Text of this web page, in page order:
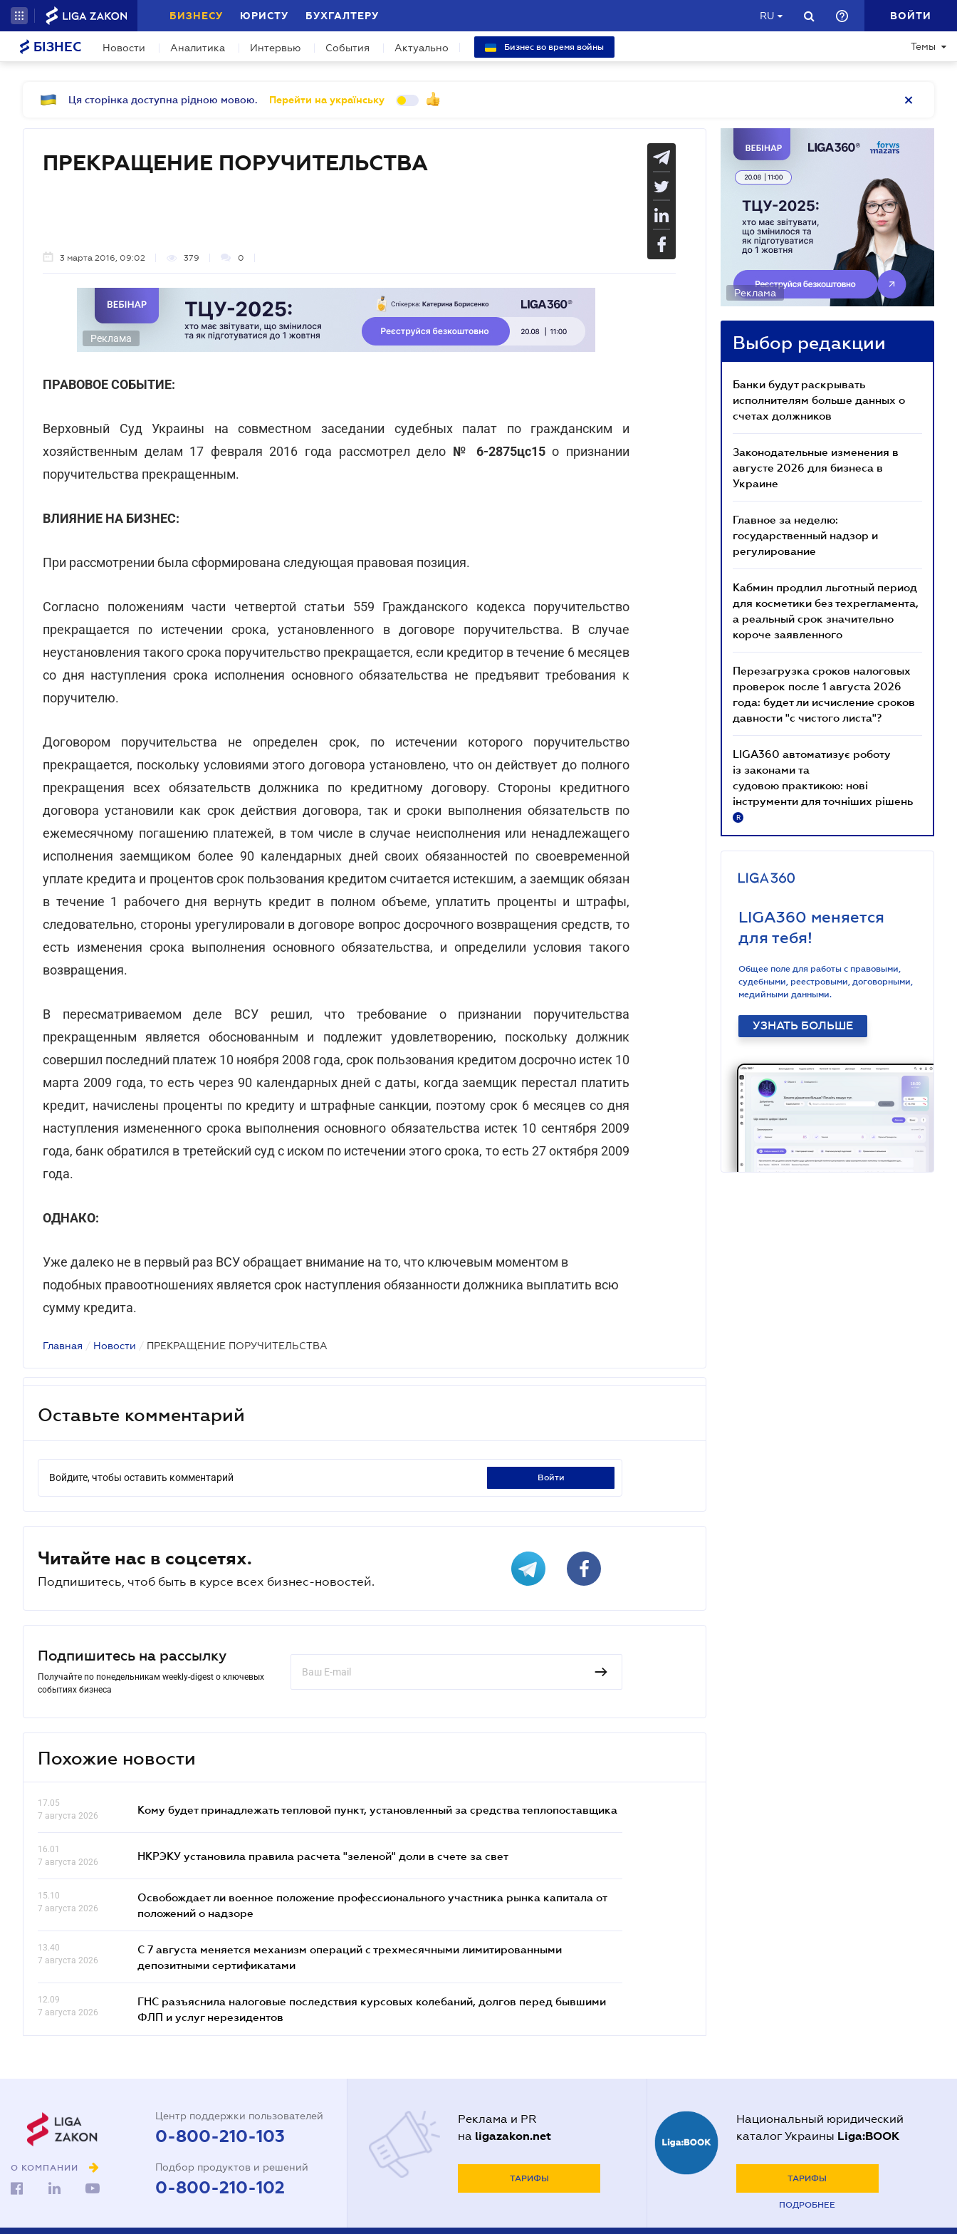
БИЗНЕСУ ЮРИСТУ БУХГАЛТЕРУ RU ВОЙТИ
БІЗНЕС Новости Аналитика Интервью События Актуально Бизнес во время войны Темы
Ця сторінка доступна рідною мовою. Перейти на українську
ПРЕКРАЩЕНИЕ ПОРУЧИТЕЛЬСТВА
3 марта 2016, 09:02 379 0
Реклама
ПРАВОВОЕ СОБЫТИЕ:
Верховный Суд Украины на совместном заседании судебных палат по гражданским и
хозяйственным делам 17 февраля 2016 года рассмотрел дело № 6-2875цс15о признании
поручительства прекращенным.
ВЛИЯНИЕ НА БИЗНЕС:
При рассмотрении была сформирована следующая правовая позиция.
Согласно положениям части четвертой статьи 559 Гражданского кодекса поручительство
прекращается по истечении срока, установленного в договоре поручительства. В случае
неустановления такого срока поручительство прекращается, если кредитор в течение 6 месяцев
со дня наступления срока исполнения основного обязательства не предъявит требования к
поручителю.
Договором поручительства не определен срок, по истечении которого поручительство
прекращается, поскольку условиями этого договора установлено, что он действует до полного
прекращения всех обязательств должника по кредитному договору. Стороны кредитного
договора установили как срок действия договора, так и сроки выполнения обязательств по
ежемесячному погашению платежей, в том числе в случае неисполнения или ненадлежащего
исполнения заемщиком более 90 календарных дней своих обязанностей по своевременной
уплате кредита и процентов срок пользования кредитом считается истекшим, а заемщик обязан
в течение 1 рабочего дня вернуть кредит в полном объеме, уплатить проценты и штрафы,
следовательно, стороны урегулировали в договоре вопрос досрочного возвращения средств, то
есть изменения срока выполнения основного обязательства, и определили условия такого
возвращения.
В пересматриваемом деле ВСУ решил, что требование о признании поручительства
прекращенным является обоснованным и подлежит удовлетворению, поскольку должник
совершил последний платеж 10 ноября 2008 года, срок пользования кредитом досрочно истек 10
марта 2009 года, то есть через 90 календарных дней с даты, когда заемщик перестал платить
кредит, начислены проценты по кредиту и штрафные санкции, поэтому срок 6 месяцев со дня
наступления измененного срока выполнения основного обязательства истек 10 сентября 2009
года, банк обратился в третейский суд с иском по истечении этого срока, то есть 27 октября 2009
года.
ОДНАКО:
Уже далеко не в первый раз ВСУ обращает внимание на то, что ключевым моментом в
подобных правоотношениях является срок наступления обязанности должника выплатить всю
сумму кредита.
Главная / Новости / ПРЕКРАЩЕНИЕ ПОРУЧИТЕЛЬСТВА
Оставьте комментарий
Войдите, чтобы оставить комментарий войти
Читайте нас в соцсетях.
Подпишитесь, чтоб быть в курсе всех бизнес-новостей.
Подпишитесь на рассылку
Получайте по понедельникам weekly-digest о ключевых
событиях бизнеса
Похожие новости
17.05
7 августа 2026
Кому будет принадлежать тепловой пункт, установленный за средства теплопоставщика
16.01
7 августа 2026
НКРЭКУ установила правила расчета "зеленой" доли в счете за свет
15.10
7 августа 2026
Освобождает ли военное положение профессионального участника рынка капитала от
положений о надзоре
13.40
7 августа 2026
С 7 августа меняется механизм операций с трехмесячными лимитированными
депозитными сертификатами
12.09
7 августа 2026
ГНС разъяснила налоговые последствия курсовых колебаний, долгов перед бывшими
ФЛП и услуг нерезидентов
Реклама
Выбор редакции
Банки будут раскрывать
исполнителям больше данных о
счетах должников
Законодательные изменения в
августе 2026 для бизнеса в
Украине
Главное за неделю:
государственный надзор и
регулирование
Кабмин продлил льготный период
для косметики без техрегламента,
а реальный срок значительно
короче заявленного
Перезагрузка сроков налоговых
проверок после 1 августа 2026
года: будет ли исчисление сроков
давности "с чистого листа"?
LIGA360 автоматизує роботу
із законами та
судовою практикою: нові
інструменти для точніших рішень
R
LIGA360 меняется
для тебя!
Общее поле для работы с правовыми,
судебными, реестровыми, договорными,
медийными данными.
УЗНАТЬ БОЛЬШЕ
О КОМПАНИИ
Центр поддержки пользователей
0-800-210-103
Подбор продуктов и решений
0-800-210-102
Реклама и PR
на ligazakon.net
ТАРИФЫ
Национальный юридический
каталог Украины Liga:BOOK
ТАРИФЫ
ПОДРОБНЕЕ